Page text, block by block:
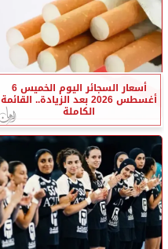
أسعار السجائر اليوم الخميس 6
أغسطس 2026 بعد الزيادة.. القائمة
الكاملة